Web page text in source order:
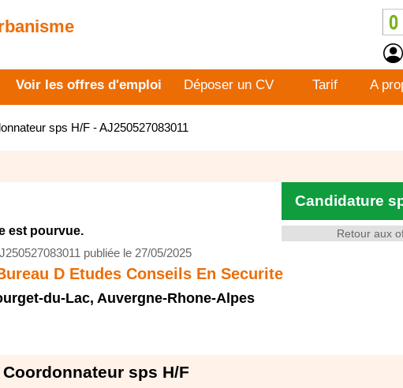
Voir les offres d'emploi Déposer un CV Tarif A
sps H/F - AJ250527083011
Retour aux
Candidature
est pourvue.
publiée le 27/05/2025
D Etudes Conseils En Securite
du-Lac, Auvergne-Rhone-Alpes
Coordonnateur sps H/F